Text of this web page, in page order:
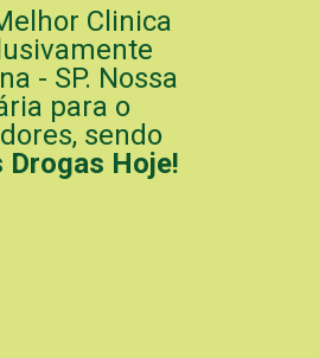
Clinica
- SP. Nossa
para o
sendo
Hoje!